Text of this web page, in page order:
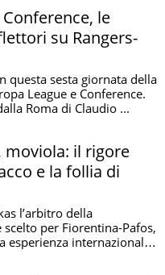
le
su Rangers-
questa sesta giornata della
League e Conference.
Roma di Claudio ...
moviola: il rigore
e la follia di
l’arbitro della
per Fiorentina-Pafos,
esperienza internazionale